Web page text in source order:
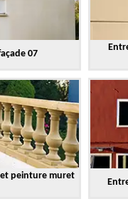
07
peinture muret